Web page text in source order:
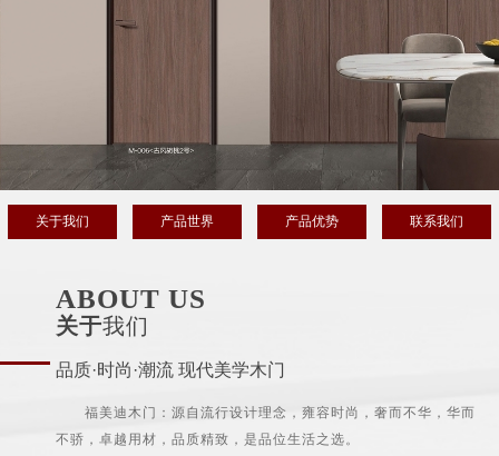
关于我们 产品世界 产品优势 联系我们
ABOUT US
关于我们
品质·时尚·潮流 现代美学木门
福美迪木门：源自流行设计理念，雍容时尚，奢而不华，华而
不骄，卓越用材，品质精致，是品位生活之选。